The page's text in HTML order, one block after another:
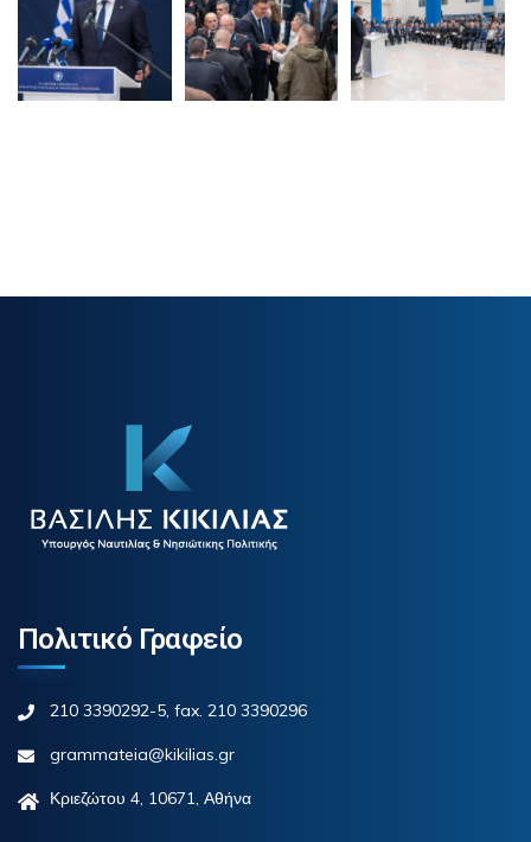
Πολιτικό Γραφείο
210 3390292-5, fax. 210 3390296
grammateia@kikilias.gr
Κριεζώτου 4, 10671, Αθήνα